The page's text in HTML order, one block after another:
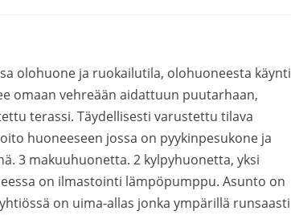
olohuone ja ruokailutila, olohuoneesta käynti
omaan vehreään aidattuun puutarhaan,
terassi. Täydellisesti varustettu tilava
huoneeseen jossa on pyykinpesukone ja
3 makuuhuonetta. 2 kylpyhuonetta, yksi
on ilmastointi lämpöpumppu. Asunto on
on uima-allas jonka ympärillä runsaasti